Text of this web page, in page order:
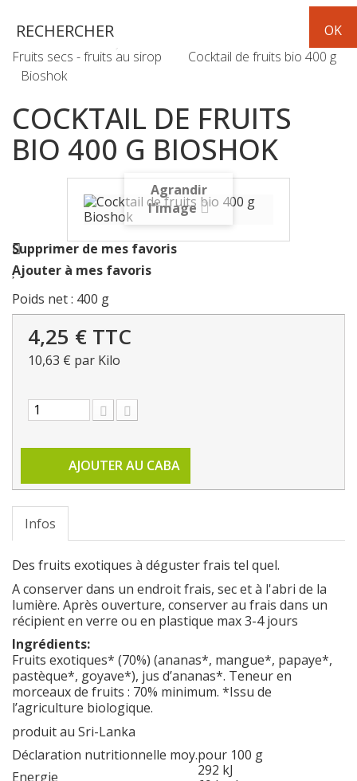
Fruits secs - fruits au sirop
Cocktail de fruits bio 400 g
Bioshok
COCKTAIL DE FRUITS
BIO 400 G BIOSHOK
Agrandir
l'image
Supprimer de mes favoris
Ajouter à mes favoris
Poids net : 400 g
4,25 € TTC
10,63 € par Kilo
AJOUTER AU CABA
Infos
Des fruits exotiques à déguster frais tel quel.
A conserver dans un endroit frais, sec et à l'abri de la
lumière. Après ouverture, conserver au frais dans un
récipient en verre ou en plastique max 3-4 jours
Ingrédients:
Fruits exotiques* (70%) (ananas*, mangue*, papaye*,
pastèque*, goyave*), jus d’ananas*. Teneur en
morceaux de fruits : 70% minimum. *Issu de
l’agriculture biologique.
produit au Sri-Lanka
Déclaration nutritionnelle moy.pour 100 g
Energie
292 kJ